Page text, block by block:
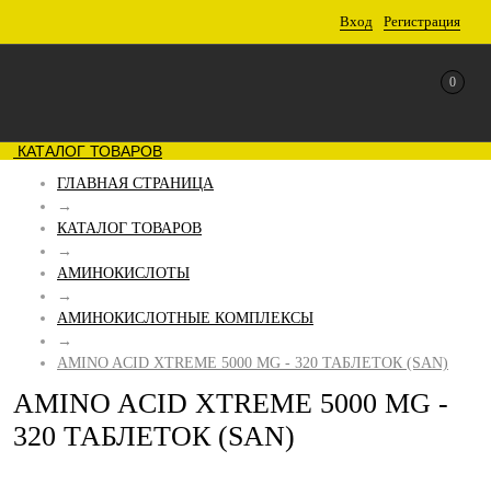
Вход Регистрация
0
КАТАЛОГ ТОВАРОВ
ГЛАВНАЯ СТРАНИЦА
→
КАТАЛОГ ТОВАРОВ
→
АМИНОКИСЛОТЫ
→
АМИНОКИСЛОТНЫЕ КОМПЛЕКСЫ
→
AMINO ACID XTREME 5000 MG - 320 ТАБЛЕТОК (SAN)
AMINO ACID XTREME 5000 MG -
320 ТАБЛЕТОК (SAN)